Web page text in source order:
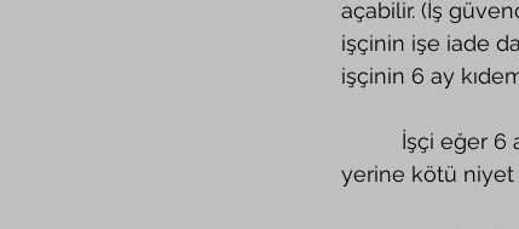
açabilir. (İş
işçinin işe iade
işçinin 6 ay
yerine kötü niyet